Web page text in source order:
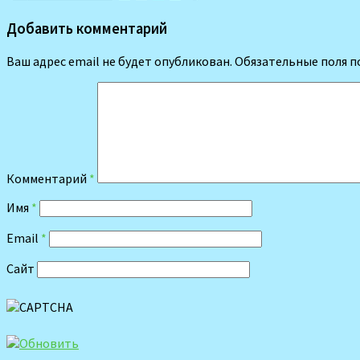
Добавить комментарий
Ваш адрес email не будет опубликован. Обязательные поля
Комментарий *
Имя *
Email *
Сайт